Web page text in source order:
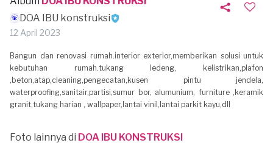
DOA IBU konstruksi
12 April 2023
Bangun dan renovasi rumah.interior exterior,memberikan solusi untuk
kebutuhan rumah.tukang ledeng, kelistrikan,plafon
,beton,atap,cleaning,pengecatan,kusen pintu jendela,
waterproofing,sanitair,partisi,sumur bor, alumunium, furniture ,keramik
granit,tukang harian , wallpaper,lantai vinil,lantai parkit kayu,dll
Foto lainnya di DOA IBU KONSTRUKSI